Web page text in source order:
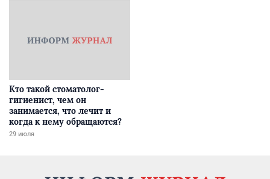
Кто такой стоматолог-
гигиенист, чем он
занимается, что лечит и
когда к нему обращаются?
29 июля